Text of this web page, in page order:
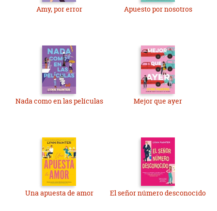
Amy, por error Apuesto por nosotros
Nada como en las películas Mejor que ayer
Una apuesta de amor El señor número desconocido